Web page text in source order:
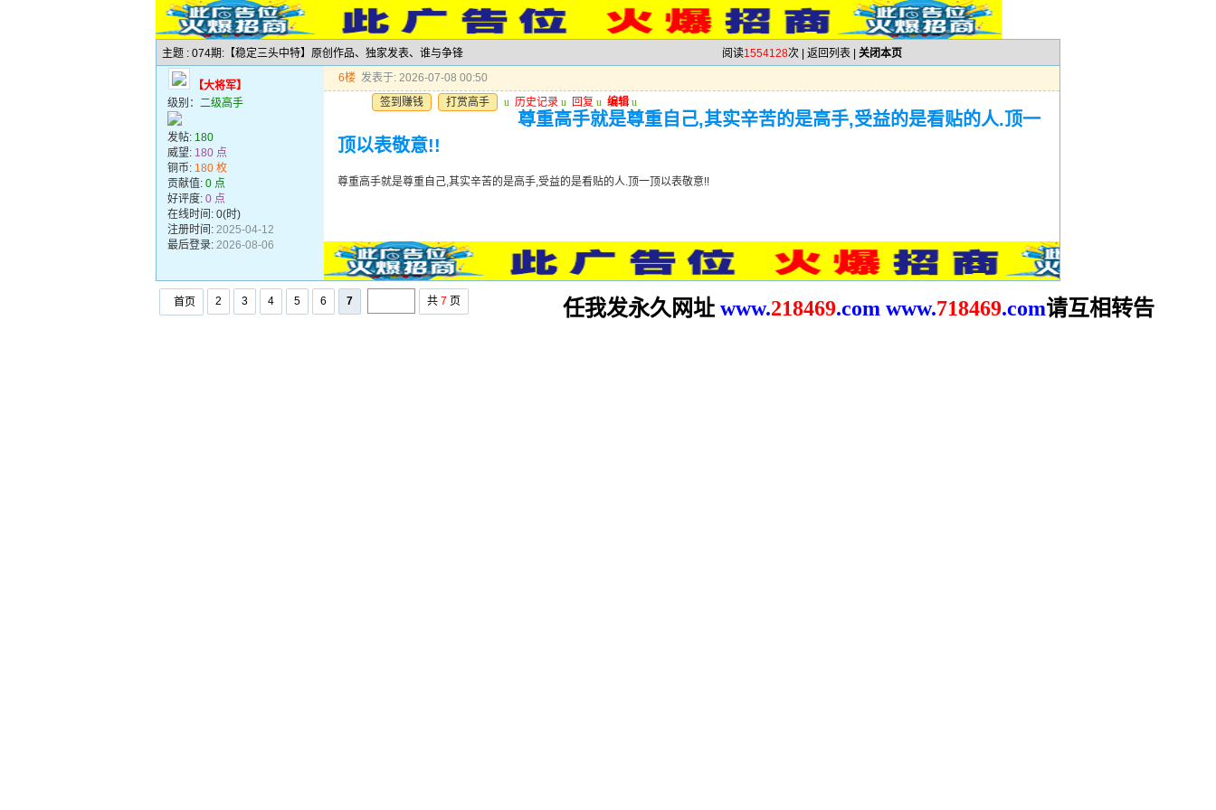
主题 : 074期:【稳定三头中特】原创作品、独家发表、谁与争锋 阅读1554128次 | 返回列表 关闭本页
【大将军】
级别： 二级高手
发帖: 180
威望: 180 点
铜币: 180 枚
贡献值: 0 点
好评度: 0 点
在线时间: 0(时)
注册时间: 2025-04-12
最后登录: 2026-08-06
6楼 发表于: 2026-07-08 00:50
签到赚钱
打赏高手 u 历史记录 u 回复 u 编辑 u
尊重高手就是尊重自己,其实辛苦的是高手,受益的是看贴的人.顶一
顶以表敬意!!
尊重高手就是尊重自己,其实辛苦的是高手,受益的是看贴的人.顶一顶以表敬意!!
首页 2 3 4 5 6 7 共 7 页 任我发永久网址 www.218469.com www.718469.com请互相转告